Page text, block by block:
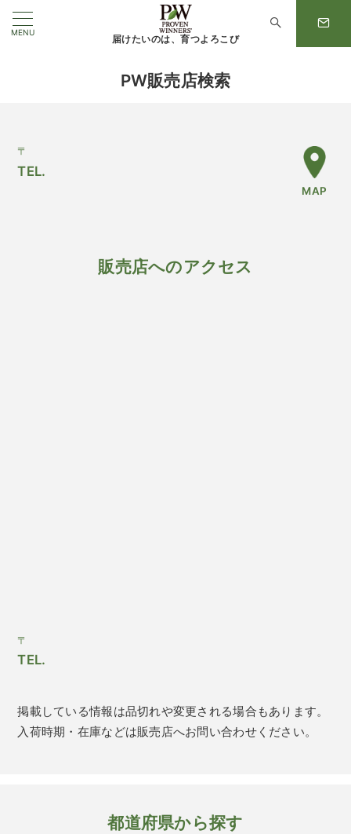
MENU
届けたいのは、育つよろこび
PW販売店検索
〒
TEL.
MAP
販売店へのアクセス
〒
TEL.
掲載している情報は品切れや変更される場合もあります。
入荷時期・在庫などは販売店へお問い合わせください。
都道府県から探す